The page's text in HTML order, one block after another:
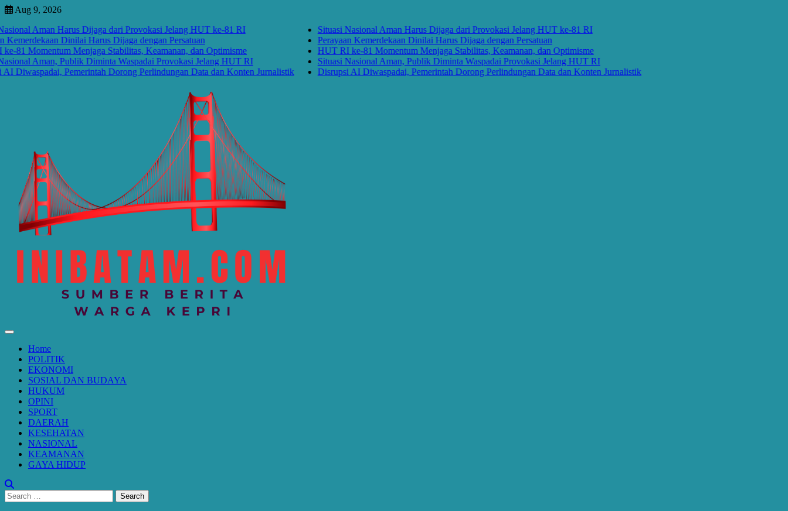
Skip
content
Aug 9, 2026
Aman Harus Dijaga dari Provokasi Jelang HUT ke-81 RI
Dinilai Harus Dijaga dengan Persatuan
Momentum Menjaga Stabilitas, Keamanan, dan Optimisme
Aman, Publik Diminta Waspadai Provokasi Jelang HUT RI
Pemerintah Dorong Perlindungan Data dan Konten Jurnalistik
Situasi Nasional Aman Harus Dijaga dari Provokasi Jelang HUT ke-81 RI
Perayaan Kemerdekaan Dinilai Harus Dijaga dengan Persatuan
HUT RI ke-81 Momentum Menjaga Stabilitas, Keamanan, dan Optimisme
Situasi Nasional Aman, Publik Diminta Waspadai Provokasi Jelang HUT RI
Disrupsi AI Diwaspadai, Pemerintah Dorong Perlindungan Data dan Konten Jurnalistik
Home
POLITIK
EKONOMI
SOSIAL DAN BUDAYA
HUKUM
OPINI
SPORT
DAERAH
KESEHATAN
NASIONAL
KEAMANAN
GAYA HIDUP
Search
for: